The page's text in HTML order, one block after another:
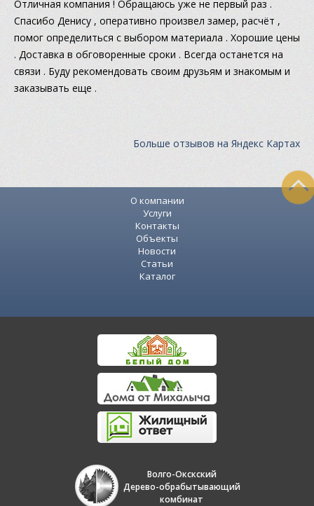
Отличная компания ! Обращаюсь уже не первый раз .
Спасибо Денису , оперативно произвел замер, расчёт ,
помог определиться с выбором материала . Хорошие цены
. Доставка в обговоренные сроки . Всегда останется на
связи . Буду рекомендовать своим друзьям и знакомым и
заказывать еще .
Больше отзывов на Яндекс Картах
О компании
Услуги
Контакты
Объекты
Новости
Статьи
Каталог
Волго-Окскский
Дерево-обрабытывающий
комбинат